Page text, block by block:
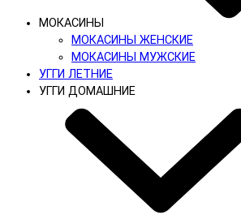
МОКАСИНЫ
МОКАСИНЫ ЖЕНСКИЕ
МОКАСИНЫ МУЖСКИЕ
УГГИ ЛЕТНИЕ
УГГИ ДОМАШНИЕ